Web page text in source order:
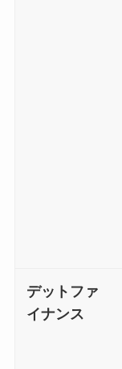
デットファ
イナンス